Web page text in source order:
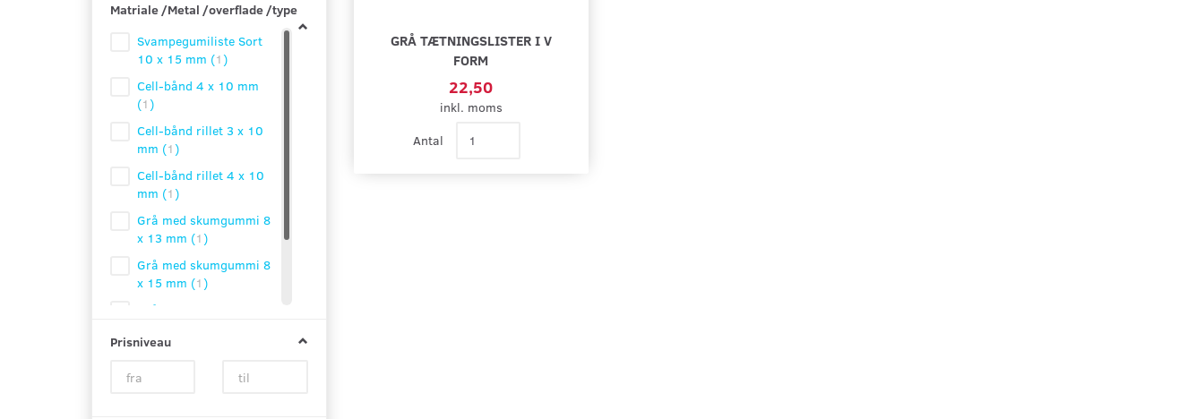
Matriale /Metal /overflade /type
Svampegumiliste Sort
10 x 15 mm (1)
Cell-bånd 4 x 10 mm
(1)
Cell-bånd rillet 3 x 10
mm (1)
Cell-bånd rillet 4 x 10
mm (1)
Grå med skumgummi 8
x 13 mm (1)
Grå med skumgummi 8
x 15 mm (1)
Grå med skumgummi 8
x 11 mm
Prisniveau
GRÅ TÆTNINGSLISTER I V
FORM
22,50
inkl. moms
Antal